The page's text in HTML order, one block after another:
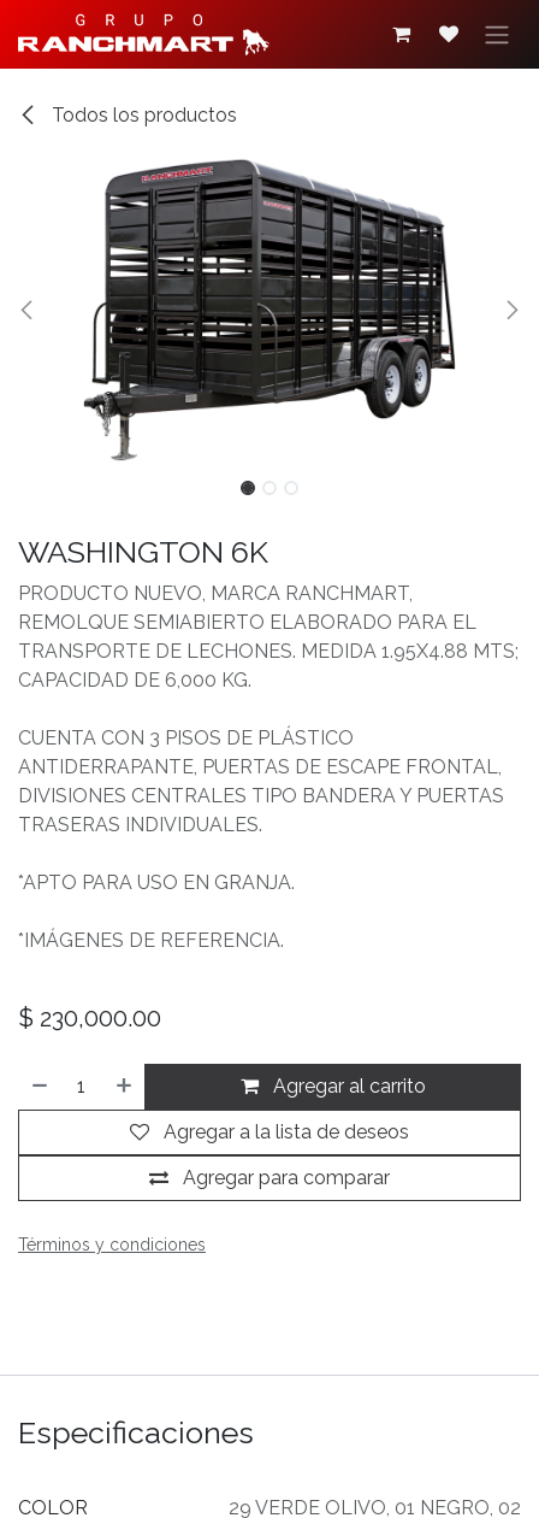
Ir al contenido
Todos los productos
WASHINGTON 6K
PRODUCTO NUEVO, MARCA RANCHMART,
REMOLQUE SEMIABIERTO ELABORADO PARA EL
TRANSPORTE DE LECHONES. MEDIDA 1.95X4.88 MTS;
CAPACIDAD DE 6,000 KG.
CUENTA CON 3 PISOS DE PLÁSTICO
ANTIDERRAPANTE, PUERTAS DE ESCAPE FRONTAL,
DIVISIONES CENTRALES TIPO BANDERA Y PUERTAS
TRASERAS INDIVIDUALES.
*APTO PARA USO EN GRANJA.
*IMÁGENES DE REFERENCIA.
$ 230,000.00
Agregar al carrito
Agregar para comparar
Agregar a la lista de deseos
Términos y condiciones
Especificaciones
COLOR 29 VERDE OLIVO, 01 NEGRO, 02